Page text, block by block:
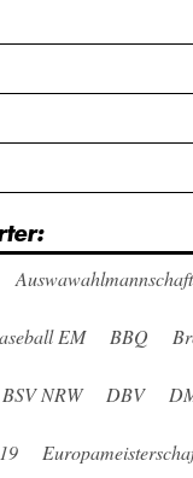
EM BBQ
BSV NRW DBV